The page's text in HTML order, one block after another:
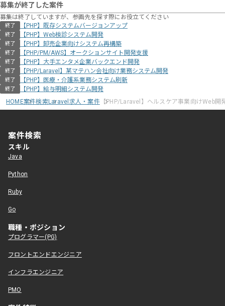
募集が終了した案件
募集は終了していますが、参画先を探す際にお役立てください
終了 【PHP】既存システムバージョンアップ
終了 【PHP】Web検診システム開発
終了 【PHP】卸売企業向けシステム再構築
終了 【PHP/PM/AWS】オークションサイト開発支援
終了 【PHP】大手エンタメ企業バックエンド開発
終了 【PHP/Laravel】某マテハン会社向け業務システム開発
終了 【PHP】医療・介護系業務システム刷新
終了
【PHP】給与明細システム開発
HOME案件検索Laravel求人・案件【PHP/Laravel】ヘルスケア事業向けWeb開
案件検索
スキル
Java
Python
Ruby
Go
職種・ポジション
プログラマー(PG)
フロントエンドエンジニア
インフラエンジニア
PMO